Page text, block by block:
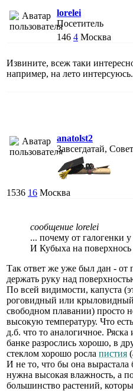
lorelei
Посетитель
146 4 Москва
Извините, всеж таки
например, на лето
anatolst2
Завсегдатай,
1536 16 Москва
сообщение lorelei
... почему от галогенки
И Кубыха на поверхнось
Так ответ же уже был дан - от
держать руку над
По всей видимости, капуста
роговидный или
свободном плавании) просто
высокую температуру. Что
д.б. что то аналогичное.
банке разрослись хорошо, в
стеклом хорошо росла пистия
И не то, что бы она вырастала
нужна высокая влажность, а
большинство растений,